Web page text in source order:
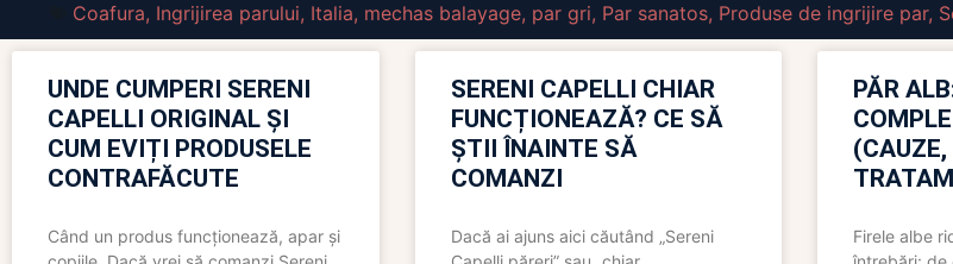
Coafura, Ingrijirea parului, Italia, mechas balayage, par gri, Par sanatos, Produse de ingrijire par,
UNDE CUMPERI SERENI
CAPELLI ORIGINAL ȘI
CUM EVIȚI PRODUSELE
CONTRAFĂCUTE
Când un produs funcționează, apar și
SERENI CAPELLI CHIAR
FUNCȚIONEAZĂ? CE SĂ
ȘTII ÎNAINTE SĂ
COMANZI
Dacă ai ajuns aici căutând „Sereni
PĂR
Firele albe